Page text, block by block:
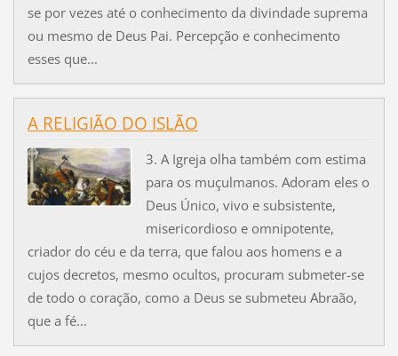
se por vezes até o conhecimento da divindade suprema
ou mesmo de Deus Pai. Percepção e conhecimento
esses que...
A RELIGIÃO DO ISLÃO
3. A Igreja olha também com estima
para os muçulmanos. Adoram eles o
Deus Único, vivo e subsistente,
misericordioso e omnipotente,
criador do céu e da terra, que falou aos homens e a
cujos decretos, mesmo ocultos, procuram submeter-se
de todo o coração, como a Deus se submeteu Abraão,
que a fé...